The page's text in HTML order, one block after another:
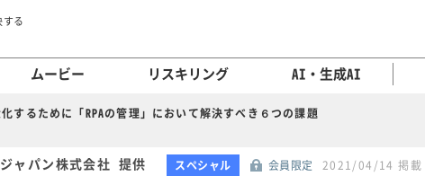
る
ムービー リスキリング AI・生成AI
するために「RPAの管理」において解決すべき６つの課題
ャパン株式会社 提供
スペシャル 会員限定 2021/04/14 掲載